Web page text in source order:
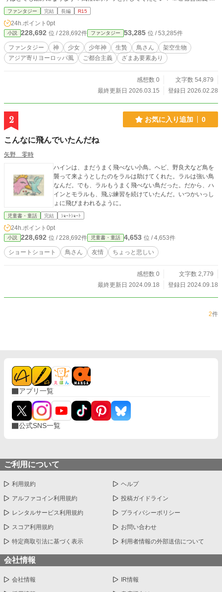
実在しない鳥、想像上の創作の生き物が出てきます。 ※舞台となる地域を始め
モチーフにしたものが多々ありますが、あくまでモチーフであり大いに創作を加
えているため実際とは全く異なります。 ※名称などは読みやすさや響きを優先
して付けたものです。 ※作中に登場するすべては架空のものです。作者の勝手
な創作によるものですので広い心で受け止めて頂けると幸いです。 ※無断転載
及び転用や利用等はご遠慮ください。（おまじない）
ファンタジー 完結 長編 R15
24h.ポイント 0pt
小説 228,692 位 / 228,692件 ファンタジー 53,285 位 / 53,285件
ファンタジー 神 少女 少年神 生贄 鳥さん
架空生物
アジア寄りヨーロッパ風
ご都合主義 ざまあ要素あり
感想数 0
文字数 54,879
最終更新日 2026.03.15
登録日 2026.02.28
2 お気に入り追加 0
こんなに飛んでいたんだね
矢野 零時
ハインは、まだうまく飛べない小鳥。ヘビ、野良犬など鳥を
襲って来ようとしたのをラルは助けてくれた。ラルは強い鳥
なんだ。でも、ラルもうまく飛べない鳥だった。だから、ハ
インとモラルも、飛ぶ練習を続けていたんだ。いつかいっし
ょに飛びまわれるように。
児童書・童話 完結 ｼｮｰﾄｼｮｰﾄ
24h.ポイント 0pt
小説 228,692 位 / 228,692件 児童書・童話 4,653 位 / 4,653件
ショートショート 鳥さん 友情 ちょっと悲しい
感想数 0
文字数 2,779
最終更新日 2024.09.18
登録日 2024.09.18
2件
アプリ一覧
公式SNS一覧
ご利用について
利用規約 ヘルプ
アルファコイン利用規約 投稿ガイドライン
レンタルサービス利用規約 プライバシーポリシー
スコア利用規約 お問い合わせ
特定商取引法に基づく表示 利用者情報の外部送信について
会社情報
会社情報 IR情報